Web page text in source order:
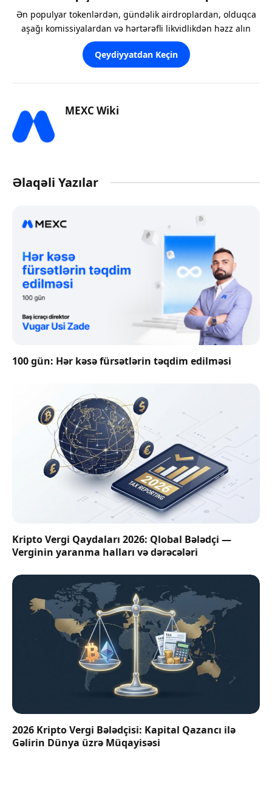
Ən populyar tokenlərdən, gündəlik airdroplardan, olduqca
aşağı komissiyalardan və hərtərəfli likvidlikdən həzz alın
Qeydiyyatdan Keçin
MEXC Wiki
Əlaqəli Yazılar
100 gün: Hər kəsə fürsətlərin təqdim edilməsi
Kripto Vergi Qaydaları 2026: Qlobal Bələdçi —
Verginin yaranma halları və dərəcələri
2026 Kripto Vergi Bələdçisi: Kapital Qazancı ilə
Gəlirin Dünya üzrə Müqayisəsi